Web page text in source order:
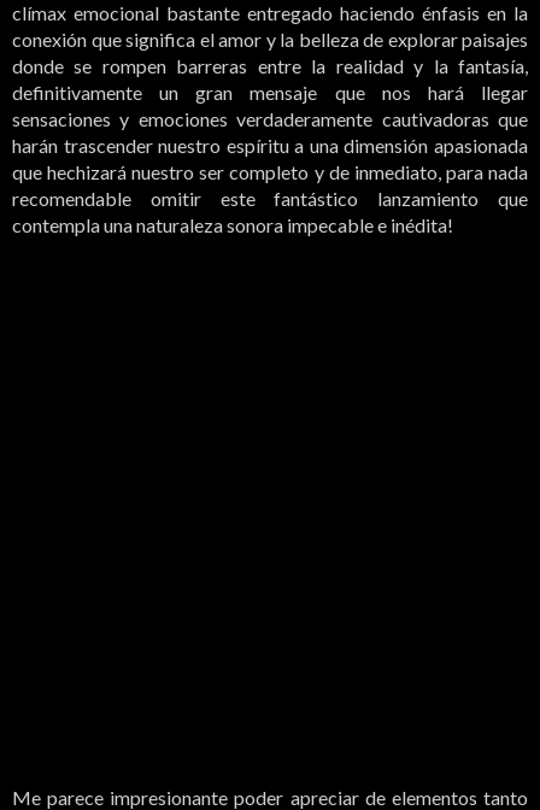
clímax emocional bastante entregado haciendo énfasis en la
conexión que significa el amor y la belleza de explorar paisajes
donde se rompen barreras entre la realidad y la fantasía,
definitivamente un gran mensaje que nos hará llegar
sensaciones y emociones verdaderamente cautivadoras que
harán trascender nuestro espíritu a una dimensión apasionada
que hechizará nuestro ser completo y de inmediato, para nada
recomendable omitir este fantástico lanzamiento que
contempla una naturaleza sonora impecable e inédita!
Me parece impresionante poder apreciar de elementos tanto